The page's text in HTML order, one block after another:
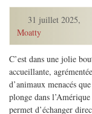
31 juillet 2025,
Moatty
C’est dans une jolie
accueillante,
d’animaux menacés
plonge dans
permet d’échanger